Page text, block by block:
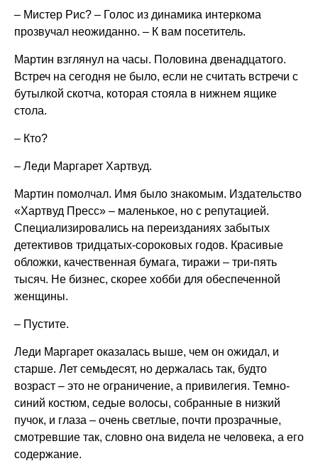
– Мистер Рис? – Голос из динамика интеркома
прозвучал неожиданно. – К вам посетитель.
Мартин взглянул на часы. Половина двенадцатого.
Встреч на сегодня не было, если не считать встречи с
бутылкой скотча, которая стояла в нижнем ящике
стола.
– Кто?
– Леди Маргарет Хартвуд.
Мартин помолчал. Имя было знакомым. Издательство
«Хартвуд Пресс» – маленькое, но с репутацией.
Специализировались на переизданиях забытых
детективов тридцатых-сороковых годов. Красивые
обложки, качественная бумага, тиражи – три-пять
тысяч. Не бизнес, скорее хобби для обеспеченной
женщины.
– Пустите.
Леди Маргарет оказалась выше, чем он ожидал, и
старше. Лет семьдесят, но держалась так, будто
возраст – это не ограничение, а привилегия. Темно-
синий костюм, седые волосы, собранные в низкий
пучок, и глаза – очень светлые, почти прозрачные,
смотревшие так, словно она видела не человека, а его
содержание.